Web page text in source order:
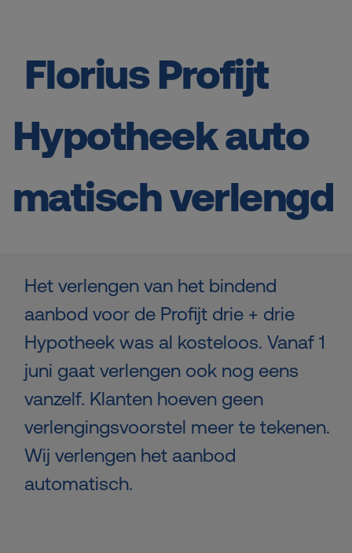
Florius Profijt
Hypotheekauto
matisch verlengd
Het verlengen van het bindend
aanbod voor de Profijt drie + drie
Hypotheek was al kosteloos. Vanaf 1
juni gaat verlengen ook nog eens
vanzelf. Klanten hoeven geen
verlengingsvoorstel meer te tekenen.
Wij verlengen het aanbod
automatisch.